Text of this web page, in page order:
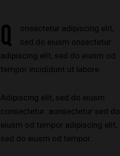
Q
onsectetur adipiscing elit,
sed do eiusm onsectetur
adipiscing elit, sed do eiusm od
tempor incididunt ut labore.
Adipiscing elit, sed do eiusm
consectetur aonsectetur sed do
eiusm od tempor adipiscing elit,
sed do eiusm od tempor.